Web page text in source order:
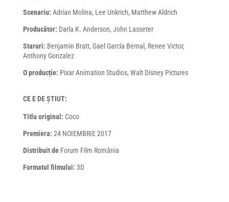
Scenariu: Adrian Molina, Lee Unkrich, Matthew Aldrich
Producător: Darla K. Anderson, John Lasseter
Staruri: Benjamin Bratt, Gael García Bernal, Renee Victor,
Anthony Gonzalez
O producție: Pixar Animation Studios, Walt Disney Pictures
CE E DE ȘTIUT:
Titlu original: Coco
Premiera: 24 NOIEMBRIE 2017
Distribuit deForum Film România
Formatul filmului: 3D